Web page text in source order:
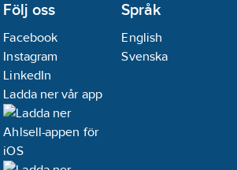
Följ oss
Facebook
Instagram
LinkedIn
Ladda ner vår app
Språk
English
Svenska